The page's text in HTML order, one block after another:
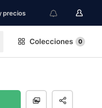
precios
Colecciones 0